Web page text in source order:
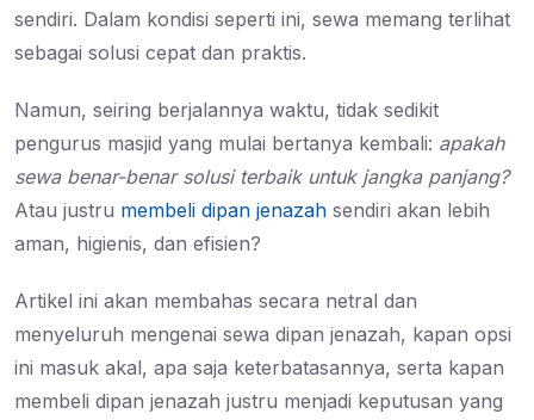
sendiri. Dalam kondisi seperti ini, sewa memang terlihat
sebagai solusi cepat dan praktis.
Namun, seiring berjalannya waktu, tidak sedikit
pengurus masjid yang mulai bertanya kembali: apakah
sewa benar-benar solusi terbaik untuk jangka panjang?
Atau justru membeli dipan jenazah sendiri akan lebih
aman, higienis, dan efisien?
Artikel ini akan membahas secara netral dan
menyeluruh mengenai sewa dipan jenazah, kapan opsi
ini masuk akal, apa saja keterbatasannya, serta kapan
membeli dipan jenazah justru menjadi keputusan yang